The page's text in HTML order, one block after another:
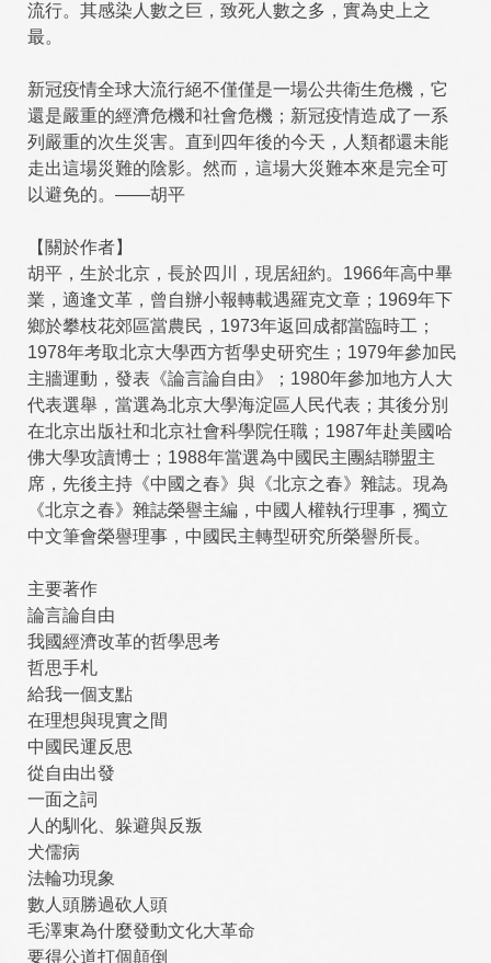
流行。其感染人數之巨，致死人數之多，實為史上之
最。
新冠疫情全球大流行絕不僅僅是一場公共衛生危機，它
還是嚴重的經濟危機和社會危機；新冠疫情造成了一系
列嚴重的次生災害。直到四年後的今天，人類都還未能
走出這場災難的陰影。然而，這場大災難本來是完全可
以避免的。——胡平
【關於作者】
胡平，生於北京，長於四川，現居紐約。1966年高中畢
業，適逢文革，曾自辦小報轉載遇羅克文章；1969年下
鄉於攀枝花郊區當農民，1973年返回成都當臨時工；
1978年考取北京大學西方哲學史研究生；1979年參加民
主牆運動，發表《論言論自由》；1980年參加地方人大
代表選舉，當選為北京大學海淀區人民代表；其後分別
在北京出版社和北京社會科學院任職；1987年赴美國哈
佛大學攻讀博士；1988年當選為中國民主團結聯盟主
席，先後主持《中國之春》與《北京之春》雜誌。現為
《北京之春》雜誌榮譽主編，中國人權執行理事，獨立
中文筆會榮譽理事，中國民主轉型研究所榮譽所長。
主要著作
論言論自由
我國經濟改革的哲學思考
哲思手札
給我一個支點
在理想與現實之間
中國民運反思
從自由出發
一面之詞
人的馴化、躲避與反叛
犬儒病
法輪功現象
數人頭勝過砍人頭
毛澤東為什麼發動文化大革命
要得公道打個顛倒